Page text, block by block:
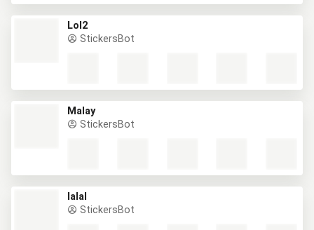
Lol2
StickersBot
Malay
StickersBot
lalal
StickersBot